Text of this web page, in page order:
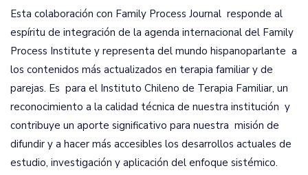
Esta colaboración con Family Process Journal responde al
espíritu de integración de la agenda internacional del Family
Process Institute y representa del mundo hispanoparlante a
los contenidos más actualizados en terapia familiar y de
parejas. Es para el Instituto Chileno de Terapia Familiar, un
reconocimiento a la calidad técnica de nuestra institución y
contribuye un aporte significativo para nuestra misión de
difundir y a hacer más accesibles los desarrollos actuales de
estudio, investigación y aplicación del enfoque sistémico.